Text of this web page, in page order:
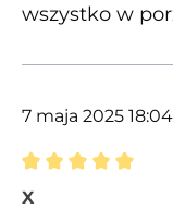
wszystko w
7 maja 2025 18:04
Recenzja z
X